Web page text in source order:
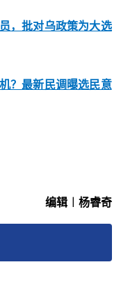
，批对乌政策为大选
？最新民调曝选民意
编辑︱杨睿奇